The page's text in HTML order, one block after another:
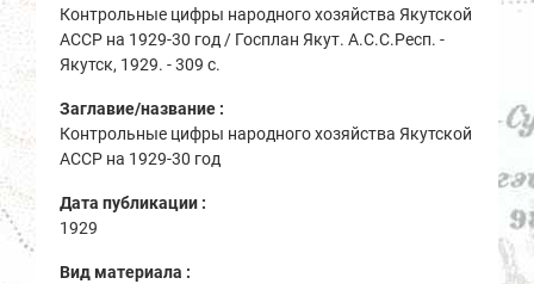
Контрольные цифры народного хозяйства Якутской
АССР на 1929-30 год / Госплан Якут. А.С.С.Респ. -
Якутск, 1929. - 309 с.
Заглавие/название :
Контрольные цифры народного хозяйства Якутской
АССР на 1929-30 год
Дата публикации :
1929
Вид материала :